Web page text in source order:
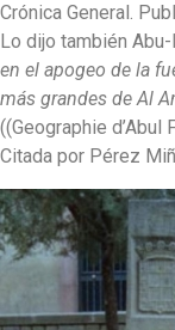
Crónica General.
Lo dijo también
en el apogeo de la
más grandes de Al
((Geographie d’Abul
Citada por Pérez